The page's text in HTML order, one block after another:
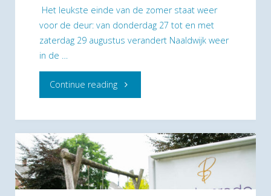
Het leukste einde van de zomer staat weer
voor de deur: van donderdag 27 tot en met
zaterdag 29 augustus verandert Naaldwijk weer
in de …
Continue reading"Ontmoet
dit
weer